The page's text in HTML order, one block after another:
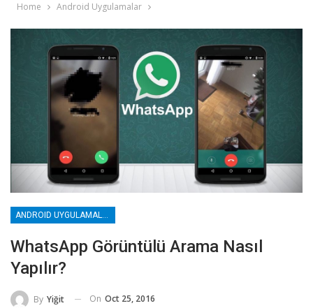
Home Android Uygulamalar
ANDROID UYGULAMALAR
WhatsApp Görüntülü Arama Nasıl
Yapılır?
By Yiğit On Oct 25, 2016